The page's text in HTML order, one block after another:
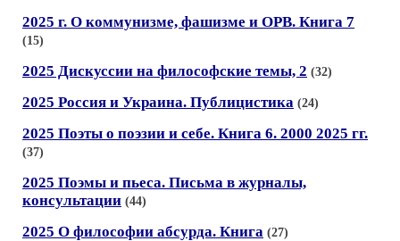
2025 г. О коммунизме, фашизме и ОРВ. Книга 7
(15)
2025 Дискуссии на философские темы, 2 (32)
2025 Россия и Украина. Публицистика (24)
2025 Поэты о поэзии и себе. Книга 6. 2000 2025 гг.
(37)
2025 Поэмы и пьеса. Письма в журналы,
консультации (44)
2025 О философии абсурда. Книга (27)